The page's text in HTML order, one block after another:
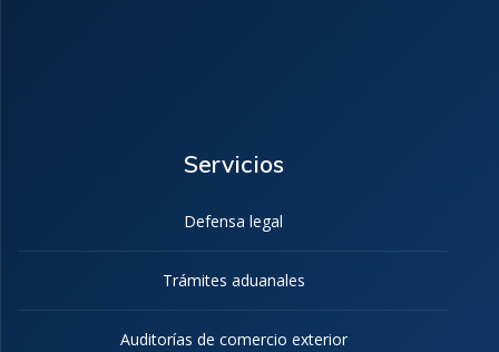
Servicios
Defensa legal
Trámites aduanales
Auditorías de comercio exterior